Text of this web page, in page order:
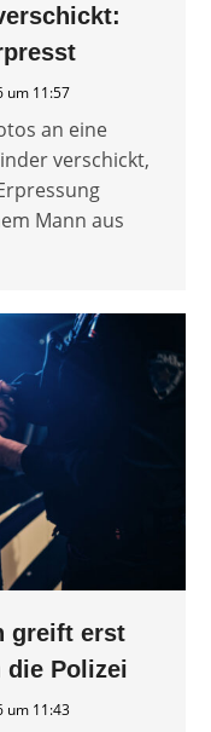
um 11:57
an eine
verschickt,
Mann aus
greift erst
die Polizei
um 11:43